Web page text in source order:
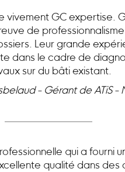
vivement GC expertise.
de
Leur grande
dans le cadre de
sur du bâti existant.
- Gérant de ATiS -
qui a fourni
qualité dans des